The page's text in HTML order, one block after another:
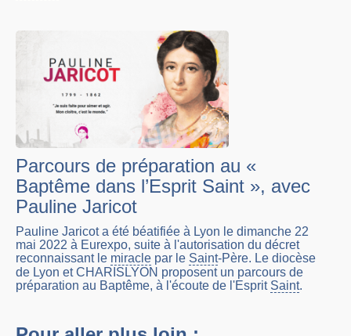
Parcours de préparation au «
Baptême dans l’Esprit Saint », avec
Pauline Jaricot
Pauline Jaricot a été béatifiée à Lyon le dimanche 22
mai 2022 à Eurexpo, suite à l'autorisation du décret
reconnaissant le miracle par le Saint-Père. Le diocèse
de Lyon et CHARISLYON proposent un parcours de
préparation au Baptême, à l'écoute de l'Esprit Saint.